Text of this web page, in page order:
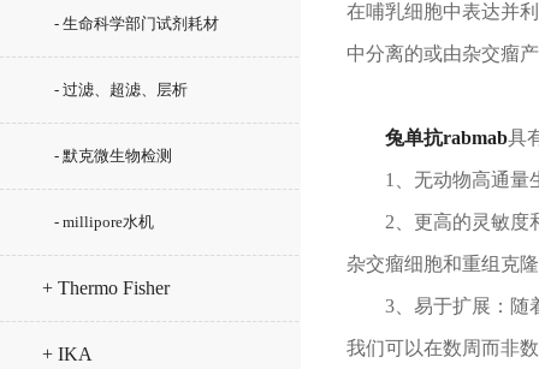
- 生命科学部门试剂耗材
- 过滤、超滤、层析
- 默克微生物检测
- millipore水机
+ Thermo Fisher
+ IKA
在哺乳细胞中表达并
中分离的或由杂交瘤
兔单抗rabmab具
1、无动物高通量生
2、更高的灵敏度和
杂交瘤细胞和重组克
3、易于扩展：随着
我们可以在数周而非